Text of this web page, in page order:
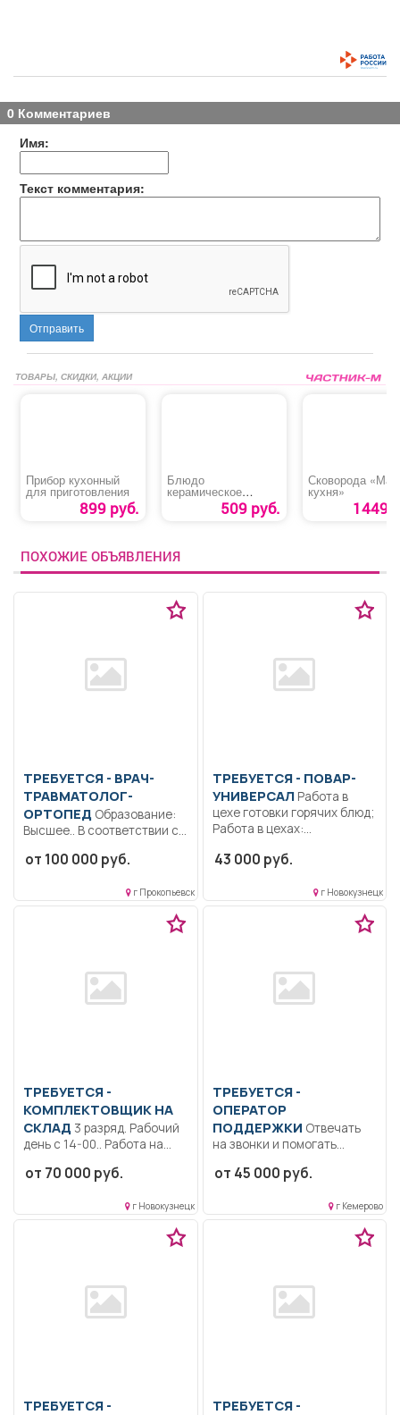
0 Комментариев
Имя:
Текст комментария:
Отправить
ТОВАРЫ, СКИДКИ, АКЦИИ
Прибор кухонный
для приготовления
899 руб.
Блюдо
керамическое
«Ляган Узоры»509 руб.
Сковорода
кухня»
1449
ПОХОЖИЕ ОБЪЯВЛЕНИЯ
ТРЕБУЕТСЯ - ВРАЧ-
ТРАВМАТОЛОГ-
ОРТОПЕД
Высшее.. В соответствии с
утвержденной в...
от 100 000 руб.
г Прокопьевск
ТРЕБУЕТСЯ - ПОВАР-
УНИВЕРСАЛРабота в
цехе готовки горячих блюд;
Работа в цехах:...
43 000 руб.
г Новокузнецк
ТРЕБУЕТСЯ -
КОМПЛЕКТОВЩИК НА
СКЛАД
день с 14-00.. Работа на
от 70 000 руб.
г Новокузнецк
ТРЕБУЕТСЯ -
ОПЕРАТОР
ПОДДЕРЖКИ
на звонки и помогать
объяснить, за...
от 45 000 руб.
г Кемерово
ТРЕБУЕТСЯ -
ТРЕБУЕТСЯ -